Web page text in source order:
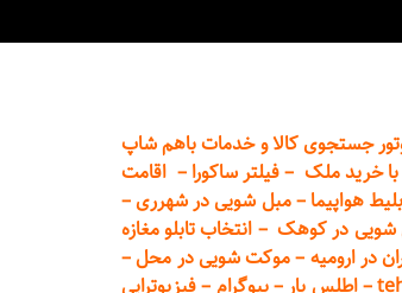
جستجوی کالا و خدمات باهم شاپ
خرید ملک –فیلتر ساکورا – اقامت
هواپیما –مبل شویی در شهرری–
شویی در کوهک– انتخاب تابلو مغازه
در ارومیه –موکت شویی در محل–
–اطلس بار –بیوگرام –فیزیوتراپی